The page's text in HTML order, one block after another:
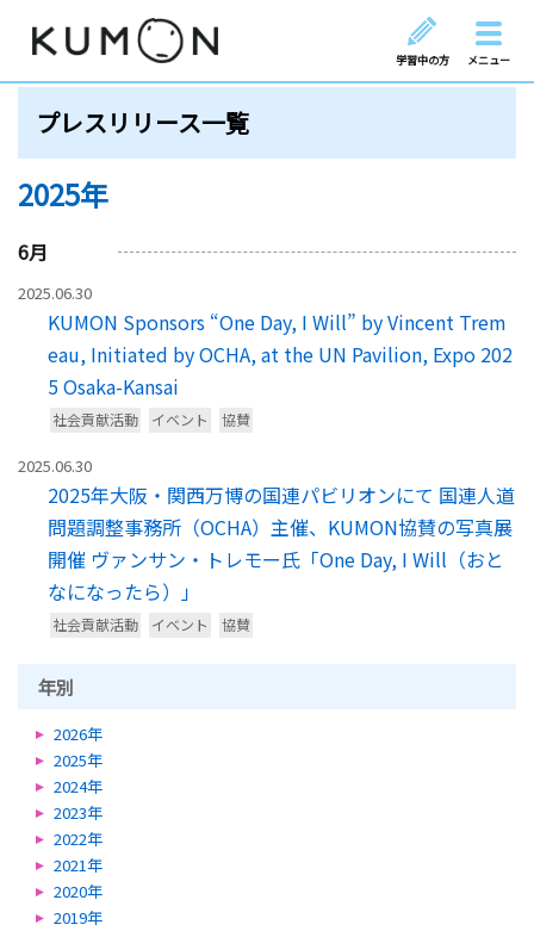
学習中の方 メニュー
プレスリリース一覧
2025年
6月
2025.06.30
KUMON Sponsors “One Day, I Will” by Vincent Trem
eau, Initiated by OCHA, at the UN Pavilion, Expo 202
5 Osaka-Kansai
社会貢献活動 イベント 協賛
2025.06.30
2025年大阪・関西万博の国連パビリオンにて 国連人道
問題調整事務所（OCHA）主催、KUMON協賛の写真展
開催 ヴァンサン・トレモー氏「One Day, I Will（おと
なになったら）」
社会貢献活動 イベント 協賛
年別
2026年
2025年
2024年
2023年
2022年
2021年
2020年
2019年